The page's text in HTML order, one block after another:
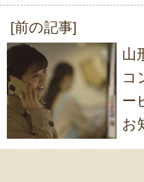
投
稿
ナ
ビ
ゲ
[前の記事]
山
コ
ー
お